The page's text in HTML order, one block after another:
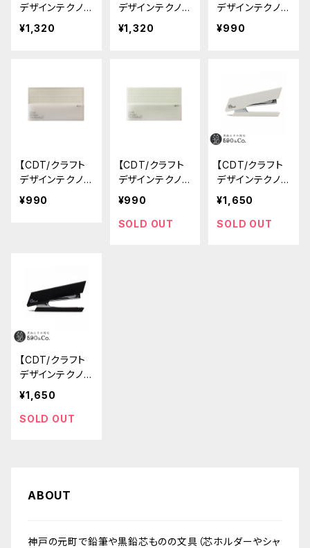
デザインテクノ
ロジー】デスクノ
ートL (灰白/グ
¥1,320
デザインテクノ
ロジー】デスクノ
ートL (白緑/ペ
¥1,320
デザインテクノ
ロジー】デスクノ
¥990
【CDT/クラフト
デザインテクノ
ロジー】デスクノ
¥990
【CDT/クラフト
デザインテクノ
ロジー】デスクノ
ールグリーン)
¥990
SOLD OUT
【CDT/クラフト
デザインテクノ
ロジー】ステー
プラー(ホワイト)
¥1,650
SOLD OUT
【CDT/クラフト
デザインテクノ
ロジー】ステー
プラー(ブラック)
¥1,650
SOLD OUT
ABOUT
神戸の元町で鉛筆や黒鉛芯ものの文具（芯ホルダーやシャ